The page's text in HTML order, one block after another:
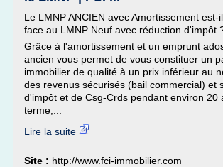
Le LMNP ANCIEN avec Amortissement est-
face au LMNP Neuf avec réduction d'impôt
Grâce à l'amortissement et un emprunt
ancien vous permet de vous constituer un
immobilier de qualité à un prix inférieur au
des revenus sécurisés (bail commercial) et
d'impôt et de Csg-Crds pendant environ 20
terme,...
Lire la suite
Site : http://www.fci-immobilier.com